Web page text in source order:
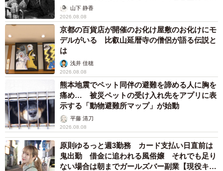
半数の男性が「女性に高い年収を求めていない」ことがわ
かったといいます。一方で、「500万円以上」を求める層
は、女性（62.9％）・男性（34.9％）となり、女性の方
が、結婚相手に求める年収水準が高い結果となりました。
6/7
（提供画像）
から】山下 静香
2026.08.08
京都の百貨店が開催のお化け屋敷のお化けにモ
デルがいる 比叡山延暦寺の僧侶が語る伝説と
は
浅井 佳穂
2026.08.08
熊本地震でペット同伴の避難を諦める人に胸を
痛め… 被災ペットの受け入れ先をアプリに表
示する「動物避難所マップ」が始動
平藤 清刀
2026.08.08
原則ゆるっと週3勤務 カード支払い日直前は
鬼出勤 借金に追われる風俗嬢 それでも足り
ない場合は朝までガールズバー副業【現役キャ